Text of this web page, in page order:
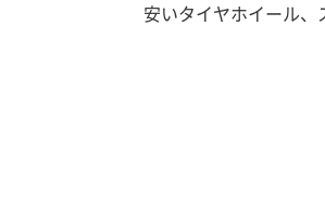
安いタイヤホイール、